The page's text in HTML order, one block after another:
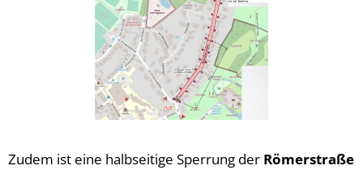
Zudem ist eine halbseitige Sperrung der Römerstraße